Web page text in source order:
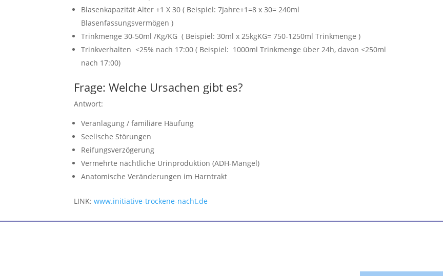
Blasenkapazität Alter +1 X 30 ( Beispiel: 7Jahre+1=8 x 30= 240ml
Blasenfassungsvermögen )
Trinkmenge 30-50ml /Kg/KG ( Beispiel: 30ml x 25kgKG= 750-1250ml Trinkmenge )
Trinkverhalten <25% nach 17:00 ( Beispiel: 1000ml Trinkmenge über 24h, davon <250ml
nach 17:00)
Frage: Welche Ursachen gibt es?
Antwort:
Veranlagung / familiäre Häufung
Seelische Störungen
Reifungsverzögerung
Vermehrte nächtliche Urinproduktion (ADH-Mangel)
Anatomische Veränderungen im Harntrakt
LINK:www.initiative-trockene-nacht.de